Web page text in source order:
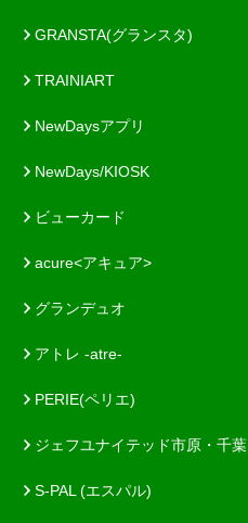
GRANSTA(グランスタ)
TRAINIART
NewDaysアプリ
NewDays/KIOSK
ビューカード
acure<アキュア>
グランデュオ
アトレ -atre-
PERIE(ペリエ)
ジェフユナイテッド市原・千葉
S-PAL (エスパル)